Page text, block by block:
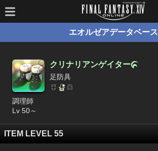
エオルゼアデータベース
クリナリアンゲイター
足防具
調理師
Lv 50～
ITEM LEVEL 55